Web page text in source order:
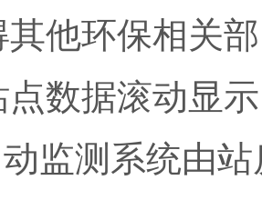
其他环保相关
数据滚动显
监测系统由